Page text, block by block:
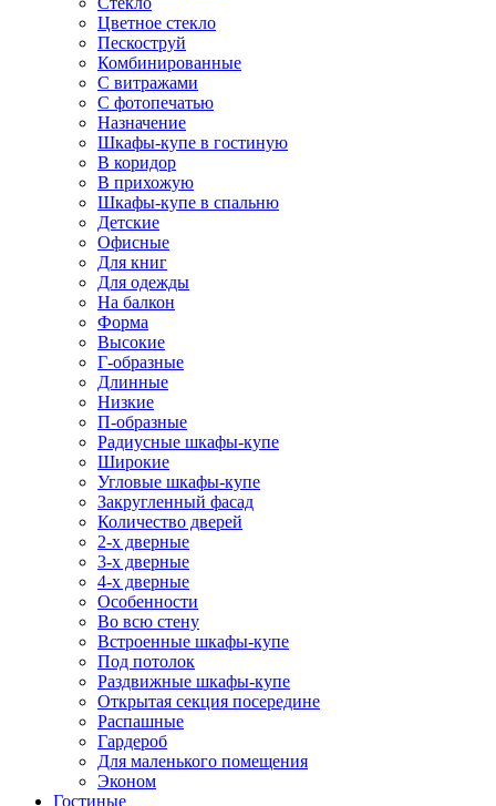
Цветное стекло
Пескоструй
Комбинированные
С витражами
С фотопечатью
Назначение
Шкафы-купе в гостиную
В коридор
В прихожую
Шкафы-купе в спальню
Детские
Офисные
Для книг
Для одежды
На балкон
Форма
Высокие
Г-образные
Длинные
Низкие
П-образные
Радиусные шкафы-купе
Широкие
Угловые шкафы-купе
Закругленный фасад
Количество дверей
2-х дверные
3-х дверные
4-х дверные
Особенности
Во всю стену
Встроенные шкафы-купе
Под потолок
Раздвижные шкафы-купе
Открытая секция посередине
Распашные
Гардероб
Для маленького помещения
Эконом
Гостиные